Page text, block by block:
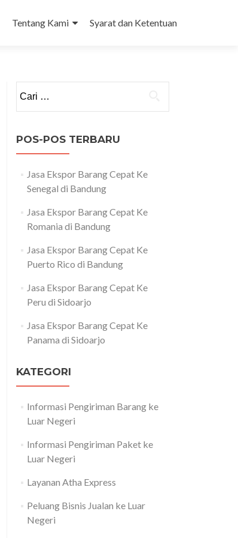
Tentang Kami Syarat dan Ketentuan
Pengiriman
untuk:
POS-POS TERBARU
Jasa Ekspor Barang Cepat Ke
Senegal di Bandung
Jasa Ekspor Barang Cepat Ke
Romania di Bandung
Jasa Ekspor Barang Cepat Ke
Puerto Rico di Bandung
Jasa Ekspor Barang Cepat Ke
Peru di Sidoarjo
Jasa Ekspor Barang Cepat Ke
Panama di Sidoarjo
KATEGORI
Informasi Pengiriman Barang ke
Luar Negeri
Informasi Pengiriman Paket ke
Luar Negeri
Layanan Atha Express
Peluang Bisnis Jualan ke Luar
Negeri